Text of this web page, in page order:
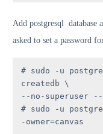
Add postgresql database
asked to set a password
# sudo -u
createdb \
--no-superuser
# sudo -u
-owner=canvas